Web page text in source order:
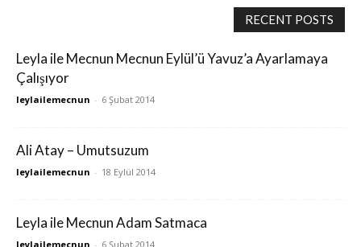
RECENT POSTS
Leyla ile Mecnun Mecnun Eylül’ü Yavuz’a Ayarlamaya
Çalışıyor
leylailemecnun - 6 Şubat 2014
Ali Atay – Umutsuzum
leylailemecnun - 18 Eylül 2014
Leyla ile Mecnun Adam Satmaca
leylailemecnun - 6 Şubat 2014